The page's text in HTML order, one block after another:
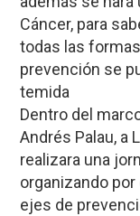
Cáncer, para
todas las
prevención se
temida
Dentro del
Andrés Palau, a
realizara una
organizando
ejes de